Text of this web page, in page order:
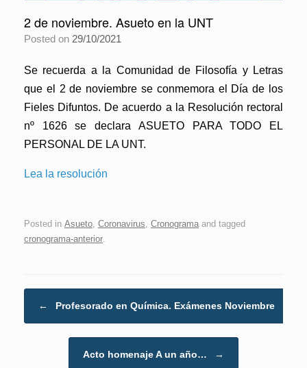
2 de noviembre. Asueto en la UNT
Posted on 29/10/2021
Se recuerda a la Comunidad de Filosofía y Letras
que el 2 de noviembre se conmemora el Día de los
Fieles Difuntos. De acuerdo a la Resolución rectoral
nº 1626 se declara ASUETO PARA TODO EL
PERSONAL DE LA UNT.
Lea la resolución
Posted in Asueto Coronavirus Cronograma and tagged
cronograma-anterior
← Profesorado en Química. Exámenes Noviembre
Acto homenaje A un año… →